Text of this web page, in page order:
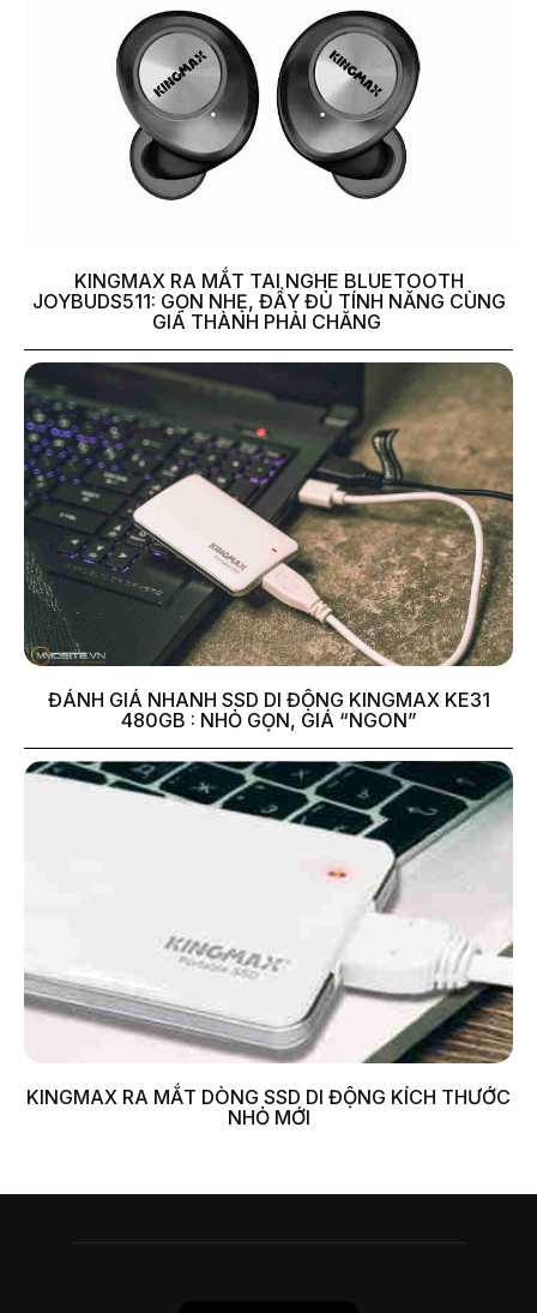
KINGMAX RA MẮT TAI NGHE BLUETOOTH
JOYBUDS511: GỌN NHẸ, ĐẦY ĐỦ TÍNH NĂNG CÙNG
GIÁ THÀNH PHẢI CHĂNG
ĐÁNH GIÁ NHANH SSD DI ĐỘNG KINGMAX KE31
480GB : NHỎ GỌN, GIÁ “NGON”
KINGMAX RA MẮT DÒNG SSD DI ĐỘNG KÍCH THƯỚC
NHỎ MỚI